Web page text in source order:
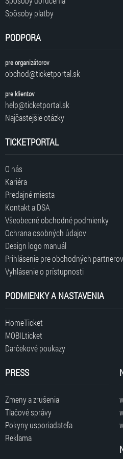
Spôsoby platby
PODPORA
pre organizátorov
obchod@ticketportal.sk
pre klientov
help@ticketportal.sk
Najčastejšie otázky
TICKETPORTAL
O nás
Kariéra
Predajné miesta
Kontakt a DSA
Všeobecné obchodné podmienky
Ochrana osobných údajov
Design logo manuál
Prihlásenie pre obchodných partnerov
Vyhlásenie o prístupnosti
PODMIENKY A NASTAVENIA
HomeTicket
MOBILticket
Darčekové poukazy
PRESS
Zmeny a zrušenia
Tlačové správy
Pokyny usporiadateľa
Reklama